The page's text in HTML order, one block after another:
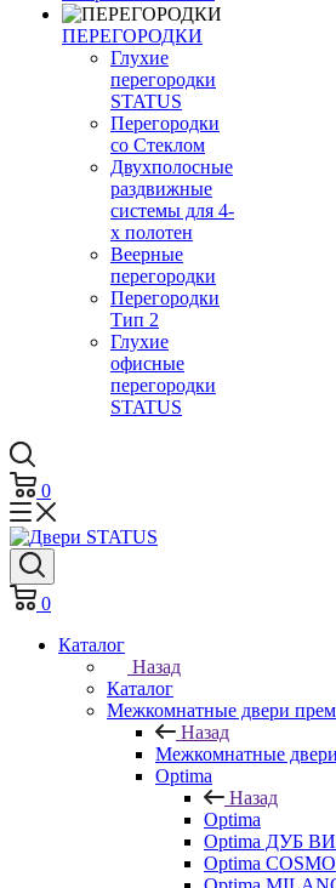
ПЕРЕГОРОДКИ
Глухие
перегородки
STATUS
Перегородки
со Стеклом
Двухполосные
раздвижные
системы для 4-
х полотен
Веерные
перегородки
Перегородки
Тип 2
Глухие
офисные
перегородки
STATUS
0
0
Каталог
Назад
Каталог
Межкомнатные двери
Назад
Межкомнатные
Optima
Назад
Optima
Optima ДУБ
Optima COSMO